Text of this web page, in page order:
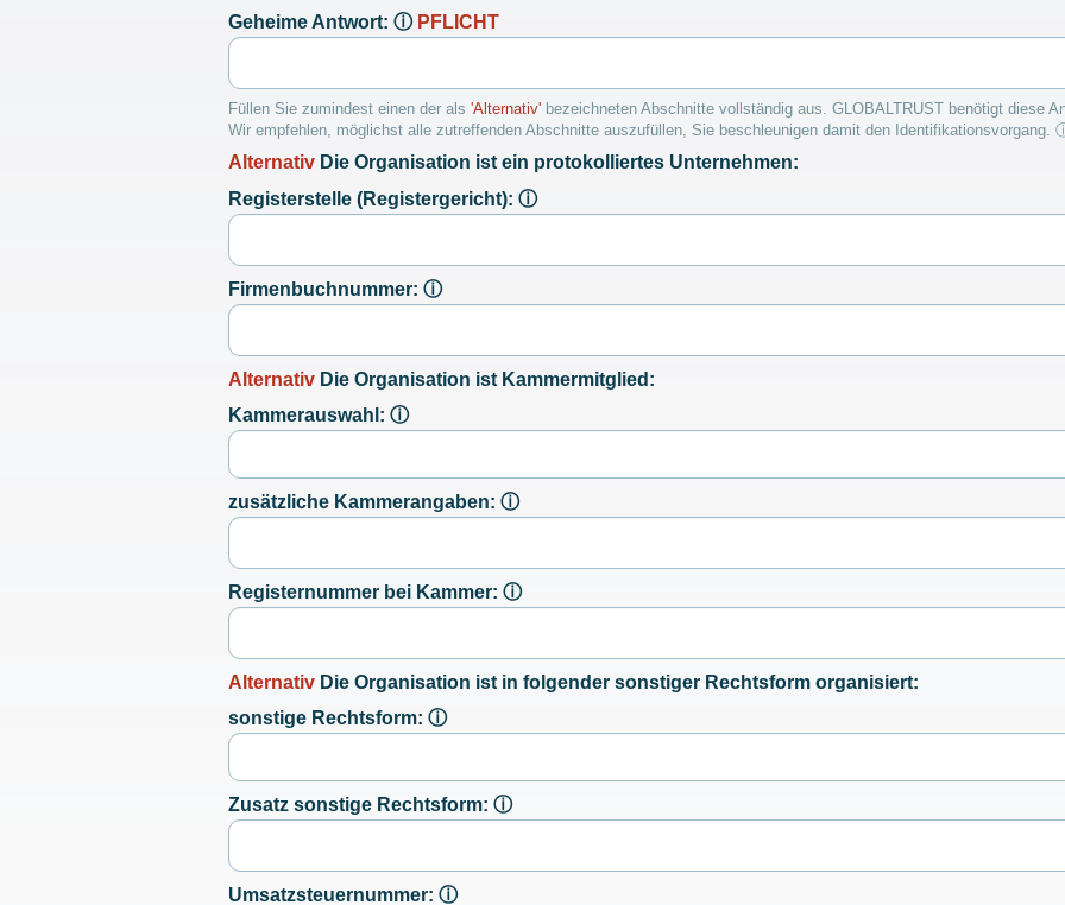
Geheime Antwort: ⓘ PFLICHT
Füllen Sie zumindest einen der als 'Alternativ' bezeichneten Abschnitte vollständig aus. GLOBALTRUST benötigt diese
Wir empfehlen, möglichst alle zutreffenden Abschnitte auszufüllen, Sie beschleunigen damit den Identifikationsvorgang.
Alternativ Die Organisation ist ein protokolliertes Unternehmen:
Registerstelle (Registergericht): ⓘ
Firmenbuchnummer: ⓘ
Alternativ Die Organisation ist Kammermitglied:
Kammerauswahl: ⓘ
zusätzliche Kammerangaben: ⓘ
Registernummer bei Kammer: ⓘ
Alternativ Die Organisation ist in folgender sonstiger Rechtsform organisiert:
sonstige Rechtsform: ⓘ
Zusatz sonstige Rechtsform: ⓘ
Umsatzsteuernummer: ⓘ